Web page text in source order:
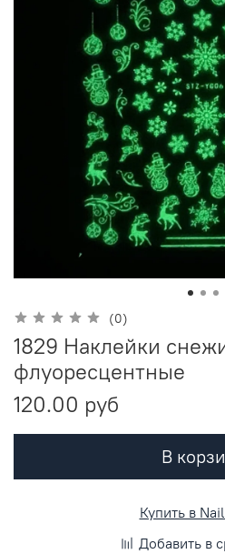
(0)
1829 Наклейки
флуоресцентные
120.00 руб
В
Купить в
Добавить в